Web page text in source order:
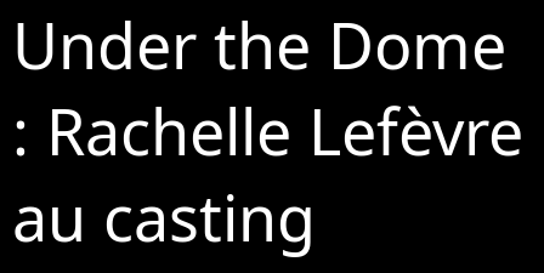
Under the Dome
: Rachelle Lefèvre
au casting